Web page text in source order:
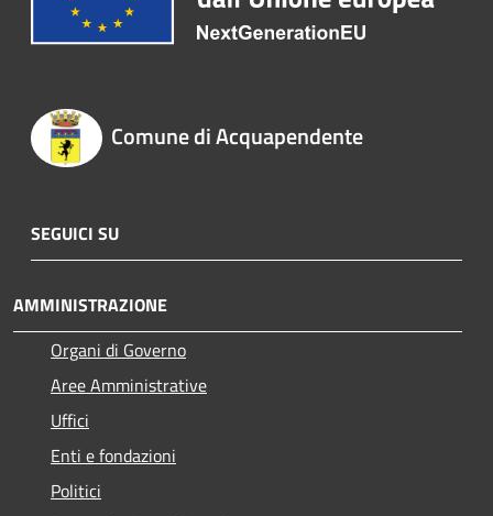
Comune di Acquapendente
SEGUICI SU
AMMINISTRAZIONE
Organi di Governo
Aree Amministrative
Uffici
Enti e fondazioni
Politici